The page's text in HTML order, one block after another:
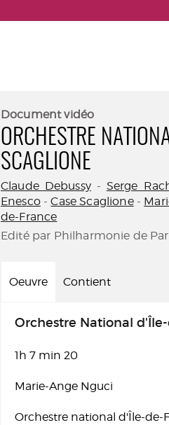
Document vidéo
ORCHESTRE
SCAGLIONE
Claude Debussy- Serge
Enesco-Case Scaglione-
de-France
Edité par Philharmonie de
Oeuvre Contient
Orchestre National
1h 7 min 20
Marie-Ange Nguci
Orchestre national d'Île-de-